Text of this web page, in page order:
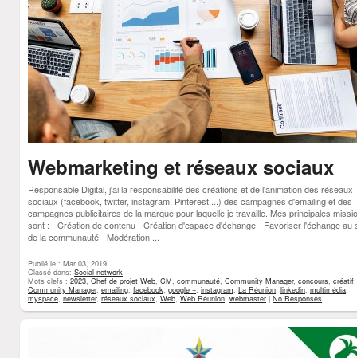
Webmarketing et réseaux sociaux
Responsable Digital, j'ai la responsabilité des créations et de l'animation des réseaux
sociaux (facebook, twitter, instagram, Pinterest,...) des campagnes d'emailing et des
campagnes publicitaires de la marque pour laquelle je travaille. Mes principales
sont : - Création de contenu - Création d'espace d'échange - Favoriser l'échange au
de la communauté - Modération ...
Publié le : Mar 03, 2019
Classé dans: Social network
Mots clefs : 2023, Chef de projet Web, CM, communauté, Community Manager, concours, créatif
Community Manager, emailing, facebook, google +, instagram, La Réunion, linkedin, multimédia,
myspace, newsletter, réseaux sociaux, Web, Web Réunion, webmaster | No Responses